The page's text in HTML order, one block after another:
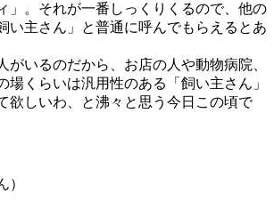
」。それが一番しっくりくるので、他の
い主さん」と普通に呼んでもらえるとあ
がいるのだから、お店の人や動物病院、
場くらいは汎用性のある「飼い主さん」
欲しいわ、と沸々と思う今日この頃で
）